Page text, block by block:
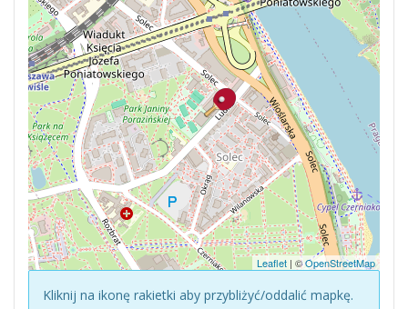
Leaflet | ©OpenStreetMap
Kliknij na ikonę rakietki aby przybliżyć/oddalić mapkę.